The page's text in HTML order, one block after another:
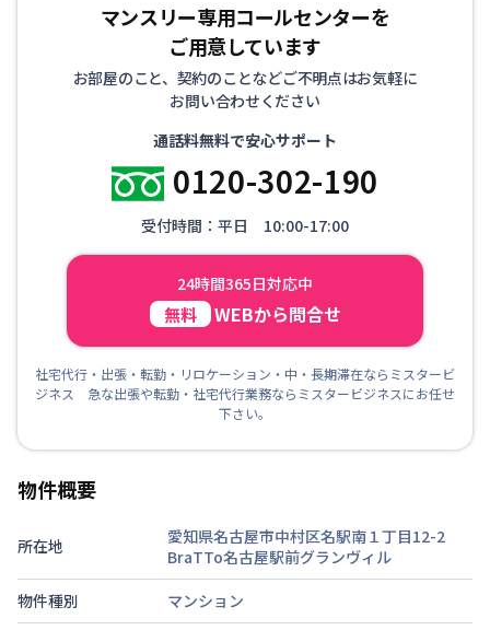
マンスリー専用コールセンターを
ご用意しています
お部屋のこと、契約のことなどご不明点はお気軽に
お問い合わせください
通話料無料で安心サポート
0120-302-190
受付時間：平日 10:00-17:00
24時間365日対応中
無料 WEBから問合せ
社宅代行・出張・転勤・リロケーション・中・長期滞在ならミスタービ
ジネス 急な出張や転勤・社宅代行業務ならミスタービジネスにお任せ
下さい。
物件概要
所在地
愛知県名古屋市中村区名駅南１丁目12-2
BraTTo名古屋駅前グランヴィル
物件種別
マンション